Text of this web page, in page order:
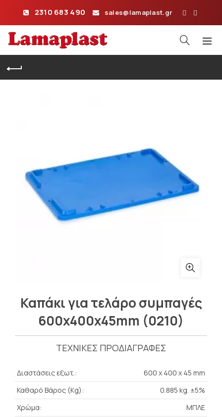
2310 683 490 sales@lamaplast.gr
Καπάκι για τελάρο συμπαγές
600x400x45mm (0210)
ΤΕΧΝΙΚΕΣ ΠΡΟΔΙΑΓΡΑΦΕΣ
Διαστάσεις εξωτ.:
600 x 400 x 45 mm
Καθαρό Βάρος (Kg):
0.885 kg. ±5%
Χρώμα:
ΜΠΛΕ